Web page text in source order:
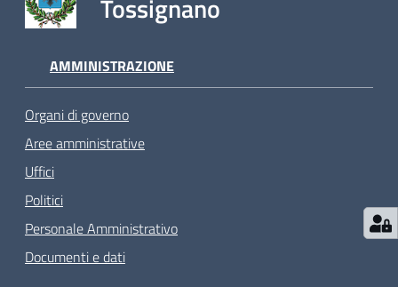
Tossignano
AMMINISTRAZIONE
Organi di governo
Aree amministrative
Uffici
Politici
Personale Amministrativo
Documenti e dati